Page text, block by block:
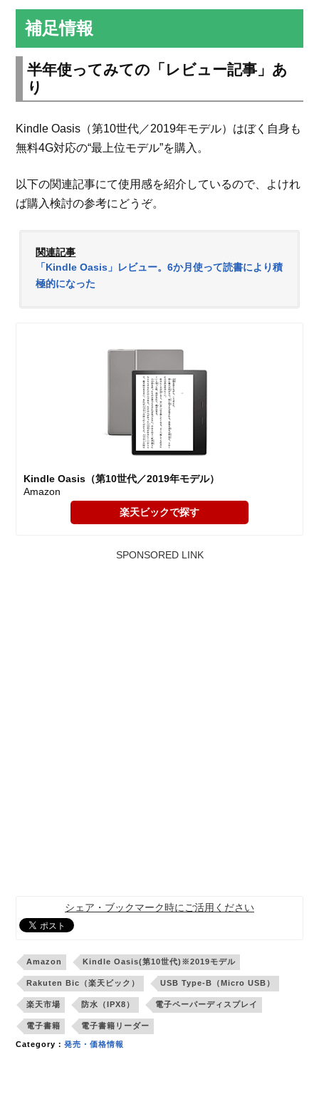
補足情報
半年使ってみての「レビュー記事」あ
り
Kindle Oasis（第10世代／2019年モデル）はぼく自身も
無料4G対応の“最上位モデル”を購入。
以下の関連記事にて使用感を紹介しているので、よけれ
ば購入検討の参考にどうぞ。
関連記事
「Kindle Oasis」レビュー。6か月使って読書により積
極的になった
Kindle Oasis（第10世代／2019年モデル）
Amazon
楽天ビックで探す
SPONSORED LINK
シェア・ブックマーク時にご活用ください
Amazon Kindle Oasis(第10世代)※2019モデル
Rakuten Bic（楽天ビック） USB Type-B（Micro USB）
楽天市場 防水（IPX8） 電子ペーパーディスプレイ
電子書籍 電子書籍リーダー
Category：発売・価格情報